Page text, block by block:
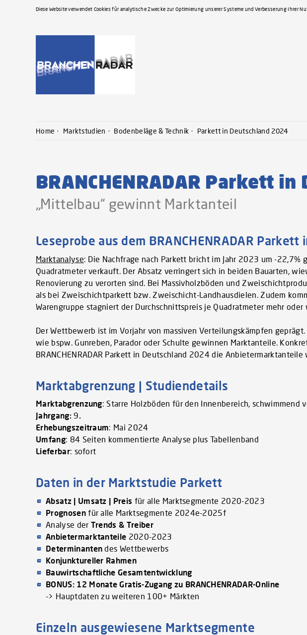
Diese Website verwendet Cookies für analytische Zwecke zur Optimierung unserer Systeme und Verbesserung Ihrer
Home Marktstudien Bodenbeläge & Technik Parkett in Deutschland 2024
BRANCHENRADAR Parkett
„Mittelbau“ gewinnt Marktanteil
Leseprobe aus dem BRANCHENRADAR Parkett
Marktanalyse: Die Nachfrage nach Parkett bricht im Jahr 2023 um -
Quadratmeter verkauft. Der Absatz verringert sich in beiden Bauarten,
Renovierung zu verorten sind. Bei Massivholzböden und
als bei Zweischichtparkett bzw. Zweischicht-Landhausdielen. Zudem
Warengruppe stagniert der Durchschnittspreis je Quadratmeter mehr oder
Der Wettbewerb ist im Vorjahr von massiven Verteilungskämpfen
wie bspw. Gunreben, Parador oder Schulte gewinnen Marktanteile.
BRANCHENRADAR Parkett in Deutschland 2024 die Anbietermarktanteile
Marktabgrenzung | Studiendetails
Marktabgrenzung: Starre Holzböden für den Innenbereich, schwimmend
Jahrgang:9.
Erhebungszeitraum: Mai 2024
Umfang: 84 Seiten kommentierte Analyse plus Tabellenband
Lieferbar: sofort
Daten in der Marktstudie Parkett
Absatz | Umsatz | Preis für alle Marktsegmente 2020-2023
Prognosenfür alle Marktsegmente 2024e-2025f
Analyse der Trends & Treiber
Anbietermarktanteile 2020-2023
Determinantendes Wettbewerbs
Konjunktureller Rahmen
Bauwirtschaftliche Gesamtentwicklung
BONUS: 12 Monate Gratis-Zugang zu BRANCHENRADAR-Online
-> Hauptdaten zu weiteren 100+ Märkten
Einzeln ausgewiesene Marktsegmente